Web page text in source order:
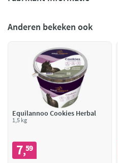
Anderen bekeken ook
Equilannoo Cookies Herbal
1,5 kg
7,59